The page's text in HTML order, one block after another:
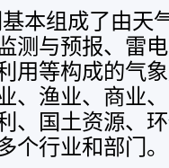
组成了由天
测与预报、雷
用等构成的气
、渔业、商业
、国土资源、
个行业和部门。